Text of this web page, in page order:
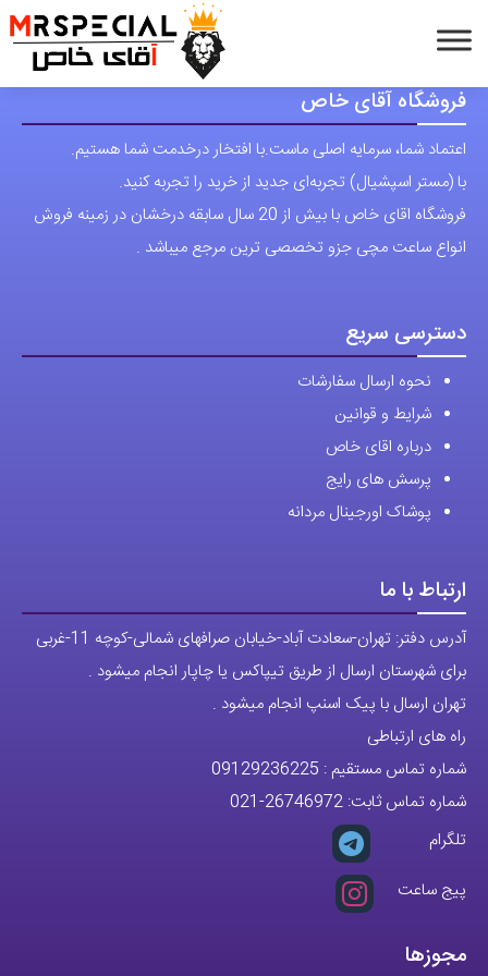
فروشگاه آقای خاص
اعتماد شما، سرمایه اصلی ماست.با افتخار درخدمت شما هستیم.
با (مستر اسپشیال) تجربه‌ای جدید از خرید را تجربه کنید.
فروشگاه اقای خاص با بیش از 20 سال سابقه درخشان در زمینه فروش
انواع ساعت مچی جزو تخصصی ترین مرجع میباشد .
دسترسی سریع
نحوه ارسال سفارشات
شرایط و قوانین
درباره اقای خاص
پرسش های رایج
پوشاک اورجینال مردانه
ارتباط با ما
آدرس دفتر: تهران-سعادت آباد-خیابان صرافهای شمالی-کوچه 11-غربی
برای شهرستان ارسال از طریق تیپاکس یا چاپار انجام میشود .
تهران ارسال با پیک اسنپ انجام میشود .
راه های ارتباطی
شماره تماس مستقیم : 09129236225
شماره تماس ثابت: 26746972
-021
تلگرام
پیج ساعت
مجوزها